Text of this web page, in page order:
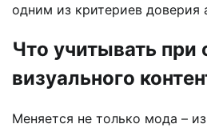
одним из критериев доверия
Что учитывать при
визуального
Меняется не только мода –